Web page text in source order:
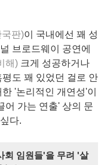
국판)이 국내에선 꽤 성
브로드웨이 공연에
해) 크게 성공하거나
도 꽤 있었던 걸로 안
'논리적인 개연성'이
어 가는 연출' 상의 문
다.
회 임원들'을 무려 '살